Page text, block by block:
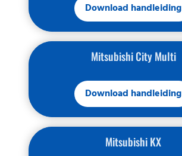
Download handleiding
Mitsubishi City Multi
Download handleiding
Mitsubishi KX